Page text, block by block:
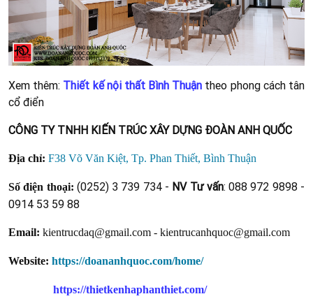
Xem thêm: Thiết kế nội thất Bình Thuận theo phong cách tân
cổ điển
CÔNG TY TNHH KIẾN TRÚC XÂY DỰNG ĐOÀN ANH QUỐC
Địa chỉ: F38 Võ Văn Kiệt, Tp. Phan Thiết, Bình Thuận
Số điện thoại: (0252) 3 739 734 - NV Tư vấn: 088 972 9898 -
0914 53 59 88
Email: kientrucdaq@gmail.com - kientrucanhquoc@gmail.com
Website: https://doananhquoc.com/home/
https://thietkenhaphanthiet.com/